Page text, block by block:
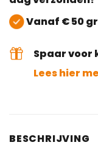
Vanaf € 50
Spaar voor
Lees hier
BESCHRIJVING